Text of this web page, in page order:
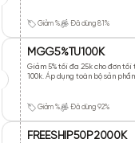
Giảm % Đã dùng 81%
MGG5%TU100K
Giảm 5% tối đa 25k cho đơn tối
100k. Áp dụng toàn bộ sản
Giảm % Đã dùng 92%
FREESHIP50P2000K